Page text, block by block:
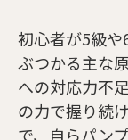
初心者が5級
ぶつかる主な
への対応力不
の力で握り続
で、自らパン